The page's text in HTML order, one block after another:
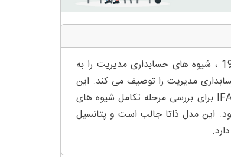
چکیده – بیانیه شماره 1 رویه حسابداری مدیریت IFAC بازنگری شده در سال 1998 ، شیوه های حسابداری مدیریت را به
مدیریت را توصیف می کند. این
مقاله بوسیله تجربه حاصل شده در مورد توسعه و به کارگیری یک مدل مبتنی بر IFAC برای بررسی مرحله تکامل شیوه های
این مدل ذاتا جالب است و پتانسیل